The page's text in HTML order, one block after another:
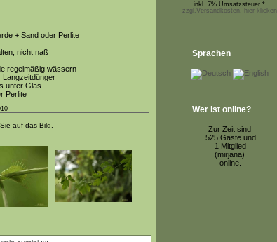
+ Sand oder Perlite
nicht naß
regelmäßig wässern
Langzeitdünger
unter Glas
Perlite
auf das Bild.
inkl. 7% Umsatzsteuer *
zzgl.Versandkosten, hier klicken
Sprachen
Wer ist online?
Zur Zeit sind
525 Gäste und
1 Mitglied
(mirjana)
online.